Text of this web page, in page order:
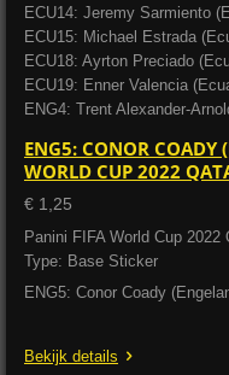
ECU14: Jeremy Sarmiento
ECU15: Michael Estrada
ECU18: Ayrton Preciado
ECU19: Enner Valencia
ENG4: Trent Alexander-
ENG5: CONOR COADY
WORLD CUP 2022
€ 1,25
Panini FIFA World Cup 2022
Type: Base Sticker
ENG5: Conor Coady
Bekijk details